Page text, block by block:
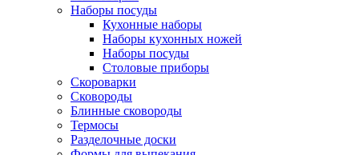
Наборы посуды
Кухонные наборы
Наборы кухонных ножей
Наборы посуды
Столовые приборы
Скороварки
Сковороды
Блинные сковороды
Термосы
Разделочные доски